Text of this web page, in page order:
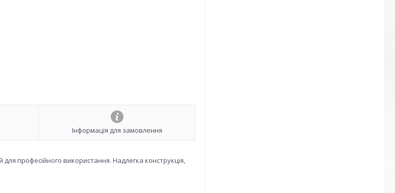
Інформація для замовлення
професійного використання. Надлегка конструкція,